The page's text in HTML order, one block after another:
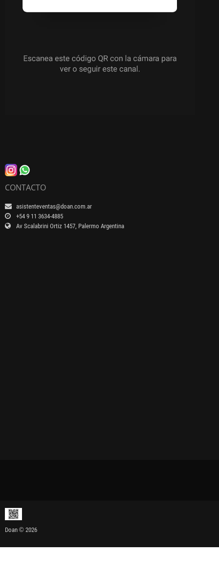
CONTACTO
asistenteventas@doan.com.ar
+54 9 11 3634-4885
Av Scalabrini Ortiz 1457, Palermo Argentina
Doan © 2026